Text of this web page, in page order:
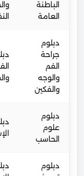
الباطنة
العامة
دبلوم
جراحة
الفم
والوجه
والفكين
دبلوم
علوم
الحاسب
دبلوم